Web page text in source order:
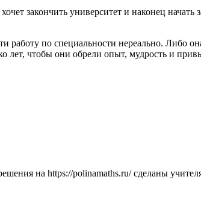
закончить университет и наконец
работу по специальности нереально. Либо
лет, чтобы они обрели опыт, мудрость и
на https://polinamaths.ru/ сделаны